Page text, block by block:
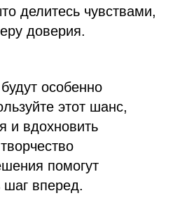
делитесь чувствами,
доверия.
особенно
этот шанс,
и вдохновить
помогут
шаг вперед.